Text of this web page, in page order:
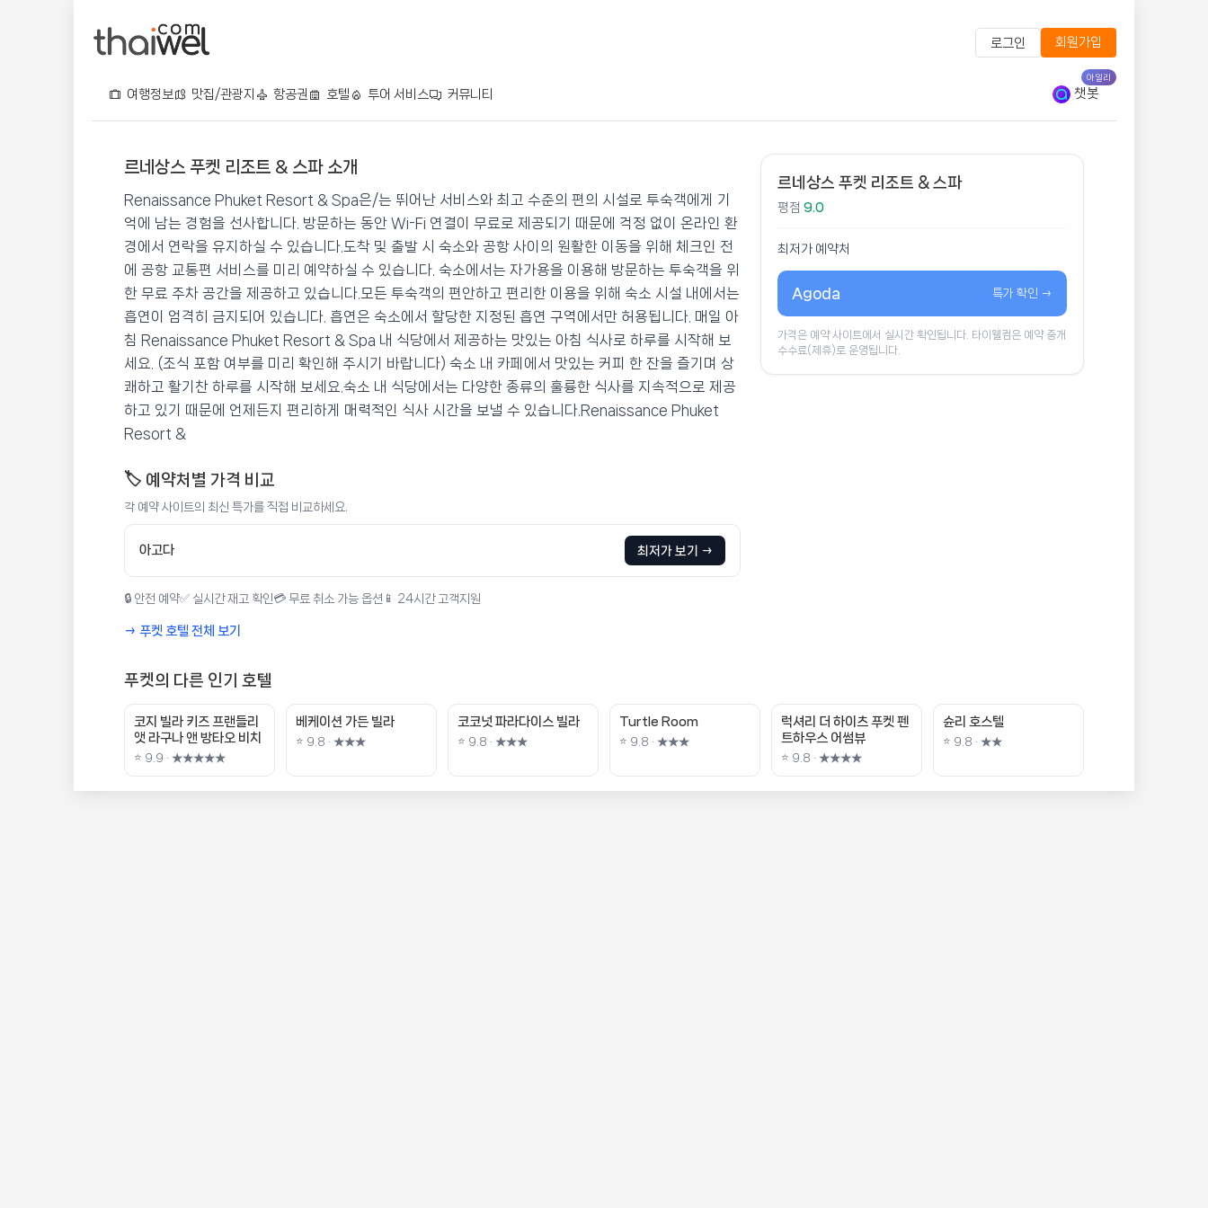
로그인 회원가입
여행정보 맛집/관광지 항공권 호텔 투어 서비스 커뮤니티 챗봇
아일리
르네상스 푸켓 리조트 & 스파
📍 푸켓★★★★★ ⭐ 9.0
💰 최저가 확인 · 예약하기
르네상스 푸켓 리조트 & 스파 소개
Renaissance Phuket Resort & Spa은/는 뛰어난 서비스와 최고 수준의 편의 시설로 투숙객에게 기
억에 남는 경험을 선사합니다. 방문하는 동안 Wi-Fi 연결이 무료로 제공되기 때문에 걱정 없이 온라인 환
경에서 연락을 유지하실 수 있습니다.도착 및 출발 시 숙소와 공항 사이의 원활한 이동을 위해 체크인 전
에 공항 교통편 서비스를 미리 예약하실 수 있습니다. 숙소에서는 자가용을 이용해 방문하는 투숙객을 위
한 무료 주차 공간을 제공하고 있습니다.모든 투숙객의 편안하고 편리한 이용을 위해 숙소 시설 내에서는
흡연이 엄격히 금지되어 있습니다. 흡연은 숙소에서 할당한 지정된 흡연 구역에서만 허용됩니다. 매일 아
침 Renaissance Phuket Resort & Spa 내 식당에서 제공하는 맛있는 아침 식사로 하루를 시작해 보
세요. (조식 포함 여부를 미리 확인해 주시기 바랍니다) 숙소 내 카페에서 맛있는 커피 한 잔을 즐기며 상
쾌하고 활기찬 하루를 시작해 보세요.숙소 내 식당에서는 다양한 종류의 훌륭한 식사를 지속적으로 제공
하고 있기 때문에 언제든지 편리하게 매력적인 식사 시간을 보낼 수 있습니다.Renaissance Phuket
Resort &
🏷️ 예약처별 가격 비교
각 예약 사이트의 최신 특가를 직접 비교하세요.
아고다 최저가 보기 →
🔒 안전 예약✅ 실시간 재고 확인💳 무료 취소 가능 옵션 📱 24시간 고객지원
→ 푸켓 호텔 전체 보기
르네상스 푸켓 리조트 & 스파
평점 9.0
최저가 예약처
Agoda 특가 확인 →
가격은 예약 사이트에서 실시간 확인됩니다. 타이웰컴은 예약 중개
수수료(제휴)로 운영됩니다.
푸켓의 다른 인기 호텔
코지 빌라 키즈 프랜들리
앳 라구나 앤 방타오 비치
⭐ 9.9 · ★★★★★
베케이션 가든 빌라
⭐ 9.8 · ★★★
코코넛 파라다이스 빌라
⭐ 9.8 · ★★★
Turtle Room
⭐ 9.8 · ★★★
럭셔리 더 하이츠 푸켓 펜
트하우스 어썸뷰
⭐ 9.8 · ★★★★
슌리 호스텔
⭐ 9.8 · ★★